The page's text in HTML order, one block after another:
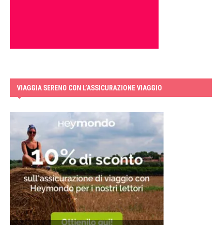
VIAGGIA SERENO CON L’ASSICURAZIONE VIAGGIO